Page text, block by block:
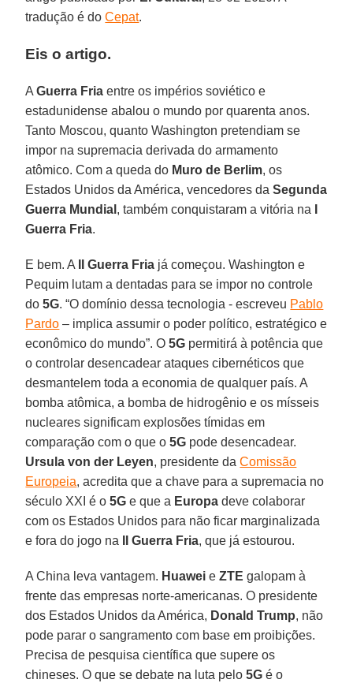
tradução é doCepat.
Eis o artigo.
AGuerra Fria entre os impérios soviético e
estadunidense abalou o mundo por quarenta anos.
Tanto Moscou, quanto Washington pretendiam se
impor na supremacia derivada do armamento
atômico. Com a queda do Muro de Berlim, os
Estados Unidos da América, vencedores daSegunda
Guerra Mundial , também conquistaram a vitória na
Guerra Fria.
E bem. A II Guerra Fria já começou. Washington e
Pequim lutam a dentadas para se impor no controle
do5G. “O domínio dessa tecnologia - escreveu Pablo
Pardo – implica assumir o poder político, estratégico e
econômico do mundo”. O5G permitirá à potência que
o controlar desencadear ataques cibernéticos que
desmantelem toda a economia de qualquer país. A
bomba atômica, a bomba de hidrogênio e os mísseis
nucleares significam explosões tímidas em
comparação com o que o5G pode desencadear.
Ursula von der Leyen, presidente daComissão
Europeia, acredita que a chave para a supremacia no
século XXI é o5G e que a Europa deve colaborar
com os Estados Unidos para não ficar marginalizada
e fora do jogo na
II Guerra Fria, que já estourou.
A China leva vantagem. Huawei eZTE galopam à
frente das empresas norte-americanas. O presidente
dos Estados Unidos da América, Donald Trump, não
pode parar o sangramento com base em proibições.
Precisa de pesquisa científica que supere os
chineses. O que se debate na luta pelo5G é o